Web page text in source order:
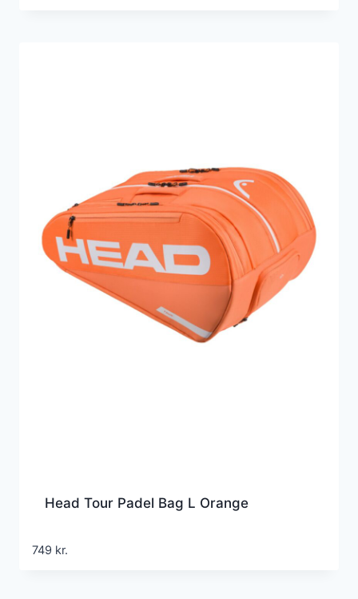
Head Tour Padel Bag L Orange
749 kr.